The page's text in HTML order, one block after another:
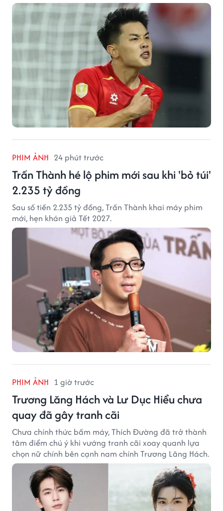
PHIM ẢNH 24 phút trước
Trấn Thành hé lộ phim mới sau khi 'bỏ túi'
2.235 tỷ đồng
Sau số tiền 2.235 tỷ đồng, Trấn Thành khai máy phim
mới, hẹn khán giả Tết 2027.
PHIM ẢNH 1 giờ trước
Trương Lăng Hách và Lư Dục Hiểu chưa
quay đã gây tranh cãi
Chưa chính thức bấm máy, Thích Đường đã trở thành
tâm điểm chú ý khi vướng tranh cãi xoay quanh lựa
chọn nữ chính bên cạnh nam chính Trương Lăng Hách.